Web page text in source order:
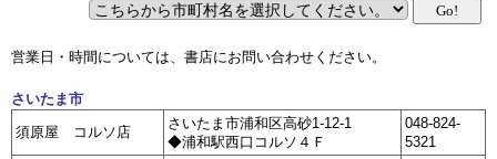
営業日・時間については、書店にお問い合わせください。
さいたま市
須原屋 コルソ店
さいたま市浦和区高砂1-12-1
◆浦和駅西口コルソ４Ｆ
048-824-
5321